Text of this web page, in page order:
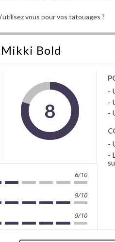
vous pour vos tatouages ?
Bold
8
6/10
9/10
9/10
-
-
-
-
-